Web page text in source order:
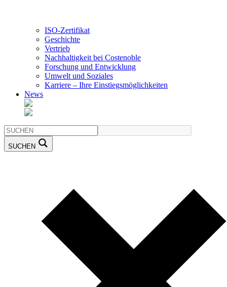
ISO-Zertifikat
Geschichte
Vertrieb
Nachhaltigkeit bei Costenoble
Forschung und Entwicklung
Umwelt und Soziales
Karriere – Ihre Einstiegsmöglichkeiten
News
SUCHEN